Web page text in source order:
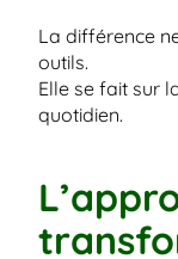
La différence
outils.
Elle se fait sur
quotidien.